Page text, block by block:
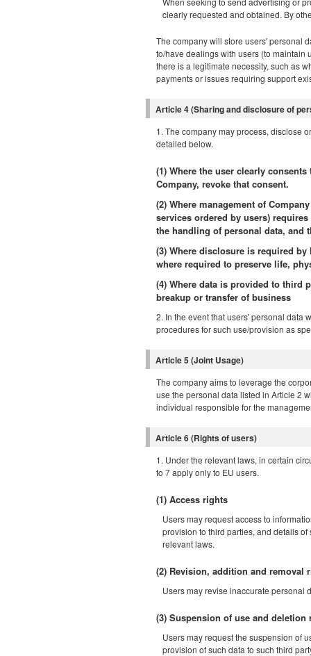
clearly requested and obtained. By
The company will store users' personal
to/have dealings with users (to maintain
there is a legitimate necessity, such as
payments or issues requiring support
Article 4 (Sharing and disclosure of
1. The company may process, disclose
detailed below.
(1) Where the user clearly
Company, revoke that consent.
(2) Where management of
services ordered by users)
the handling of personal data, and
(3) Where disclosure is required
where required to preserve life,
(4) Where data is provided to third
breakup or transfer of business
2. In the event that users' personal data
procedures for such use/provision as
Article 5 (Joint Usage)
The company aims to leverage the
use the personal data listed in Article 2
individual responsible for the
Article 6 (Rights of users)
1. Under the relevant laws, in certain
to 7 apply only to EU users.
(1) Access rights
Users may request access to
provision to third parties, and details
relevant laws.
(2) Revision, addition and removal
Users may revise inaccurate personal
(3) Suspension of use and deletion
Users may request the suspension of
provision of such data to such third